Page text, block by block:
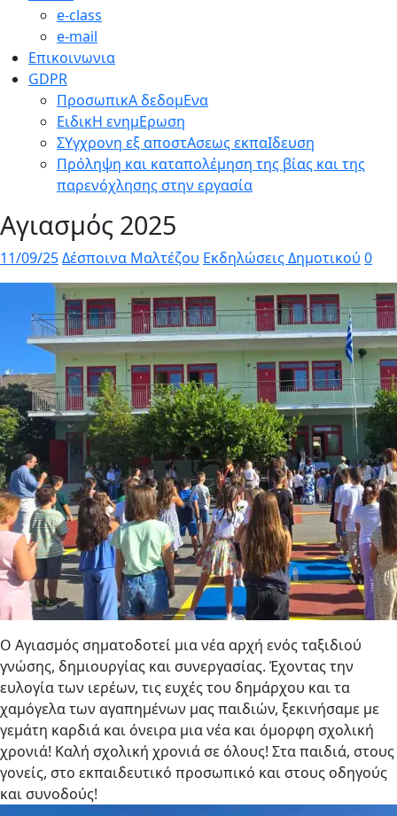
e-class
e-mail
Επικοινωνια
GDPR
ΠροσωπικΑ δεδομΕνα
ΕιδικΗ ενημΕρωση
ΣΥγχρονη εξ αποστΑσεως εκπαΙδευση
Πρόληψη και καταπολέμηση της βίας και της
παρενόχλησης στην εργασία
Αγιασμός 2025
11/09/25Δέσποινα Μαλτέζου Εκδηλώσεις Δημοτικού 0
Ο Αγιασμός σηματοδοτεί μια νέα αρχή ενός ταξιδιού
γνώσης, δημιουργίας και συνεργασίας. Έχοντας την
ευλογία των ιερέων, τις ευχές του δημάρχου και τα
χαμόγελα των αγαπημένων μας παιδιών, ξεκινήσαμε με
γεμάτη καρδιά και όνειρα μια νέα και όμορφη σχολική
χρονιά! Καλή σχολική χρονιά σε όλους! Στα παιδιά, στους
γονείς, στο εκπαιδευτικό προσωπικό και στους οδηγούς
και συνοδούς!